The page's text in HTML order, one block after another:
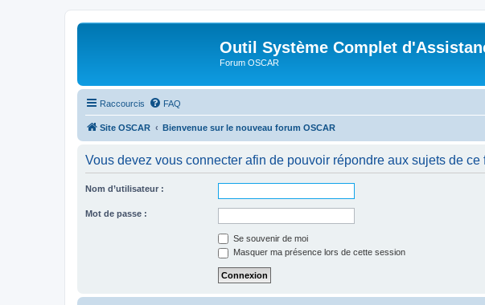
Outil Système Complet
Forum OSCAR
Raccourcis FAQ
Site OSCAR Bienvenue sur le nouveau forum OSCAR
Vous devez vous connecter afin de pouvoir répondre aux sujets de ce
Nom d’utilisateur :
Mot de passe :
Se souvenir de moi
Masquer ma présence lors de cette session